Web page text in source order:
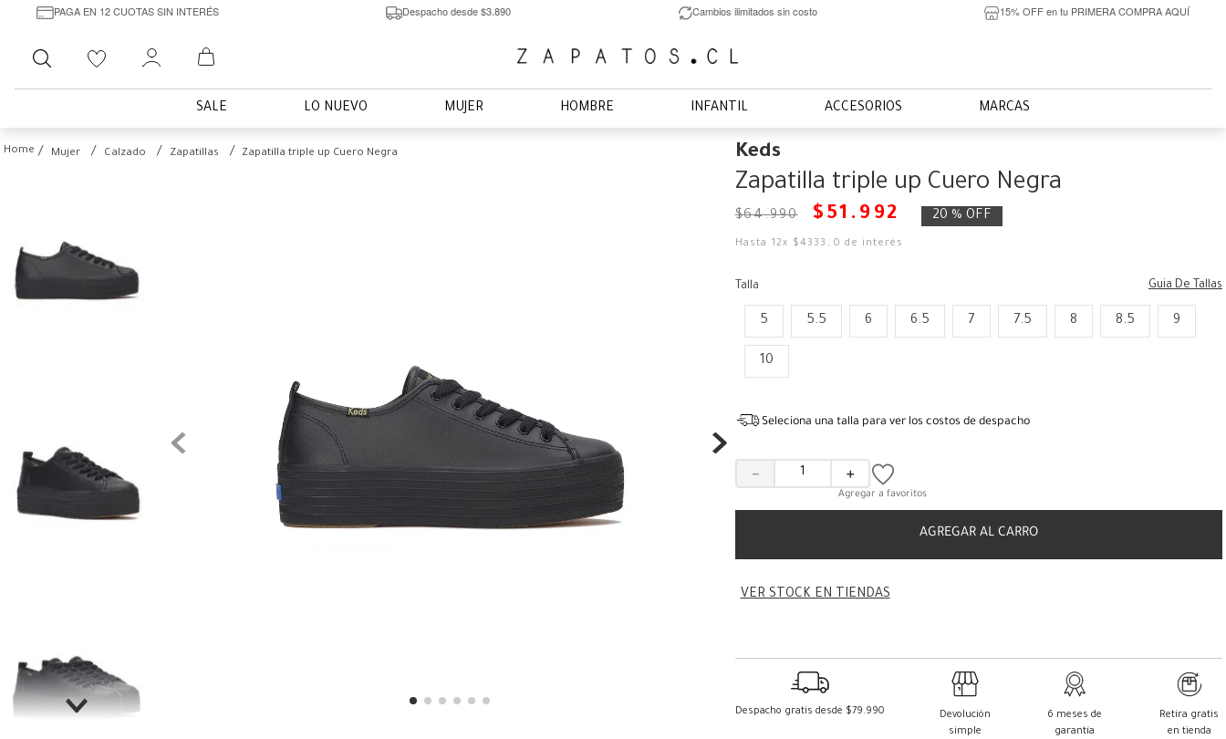
PAGA EN 12 CUOTAS SIN INTERÉS Despacho desde $3.890 Cambios ilimitados sin costo 15% OFF en tu PRIMERA COMPRA AQUÍ
Buscar
SALE LO NUEVO MUJER HOMBRE INFANTIL ACCESORIOS MARCAS
Mujer Calzado Zapatillas Zapatilla triple up Cuero Negra Keds
Zapatilla triple up Cuero Negra
$64.990 $ 51 . 992 20 % OFF
Hasta 12x $4333 ,0 de interés
Talla Guia De Tallas
5 5.5 6 6.5 7 7.5 8 8.5 9
10
Seleciona una talla para ver los costos de despacho
＋
－
AGREGAR AL CARRO
VER STOCK EN TIENDAS
Despacho gratis desde $79.990
Devolución
simple
6 meses de
garantía
Retira gratis
en tienda